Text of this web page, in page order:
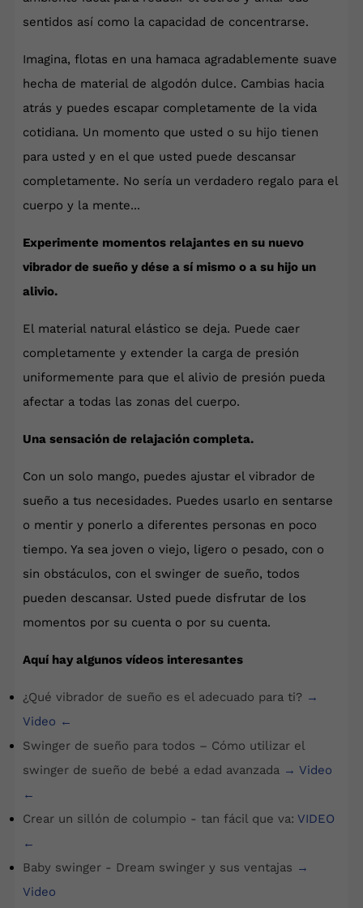
sentidos así como la capacidad de concentrarse.
Imagina, flotas en una hamaca agradablemente suave
hecha de material de algodón dulce. Cambias hacia
atrás y puedes escapar completamente de la vida
cotidiana. Un momento que usted o su hijo tienen
para usted y en el que usted puede descansar
completamente. No sería un verdadero regalo para el
cuerpo y la mente...
Experimente momentos relajantes en su nuevo
vibrador de sueño y dése a sí mismo o a su hijo un
alivio.
El material natural elástico se deja. Puede caer
completamente y extender la carga de presión
uniformemente para que el alivio de presión pueda
afectar a todas las zonas del cuerpo.
Una sensación de relajación completa.
Con un solo mango, puedes ajustar el vibrador de
sueño a tus necesidades. Puedes usarlo en sentarse
o mentir y ponerlo a diferentes personas en poco
tiempo. Ya sea joven o viejo, ligero o pesado, con o
sin obstáculos, con el swinger de sueño, todos
pueden descansar. Usted puede disfrutar de los
momentos por su cuenta o por su cuenta.
Aquí hay algunos vídeos interesantes
¿Qué vibrador de sueño es el adecuado para ti? →
Video ←
Swinger de sueño para todos – Cómo utilizar el
swinger de sueño de bebé a edad avanzada → Video
←
Crear un sillón de columpio - tan fácil que va: VIDEO
←
Baby swinger - Dream swinger y sus ventajas →
Video